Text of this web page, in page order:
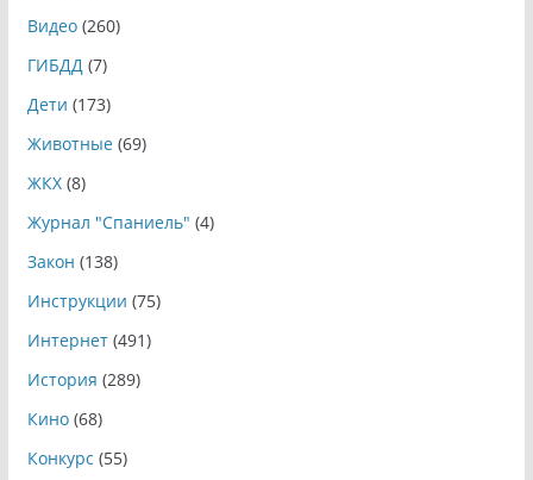
Видео(260)
ГИБДД(7)
Дети (173)
Животные(69)
ЖКХ(8)
Журнал "Спаниель" (4)
Закон (138)
Инструкции (75)
Интернет(491)
История (289)
Кино(68)
Конкурс (55)